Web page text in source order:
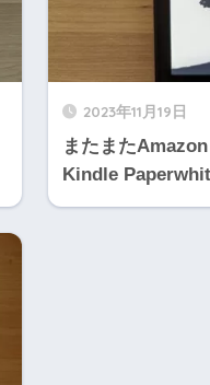
2023年11月19日
またまた
Kindle